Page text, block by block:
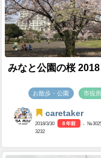
みなと公園の桜 2018
お散歩・公園 市役所
caretaker
2018/3/30 8 年前
-
3232